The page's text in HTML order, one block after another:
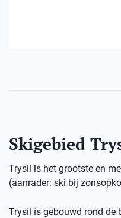
Skigebied
Trysil is het grootste en
(aanrader: ski bij
Trysil is gebouwd rond de